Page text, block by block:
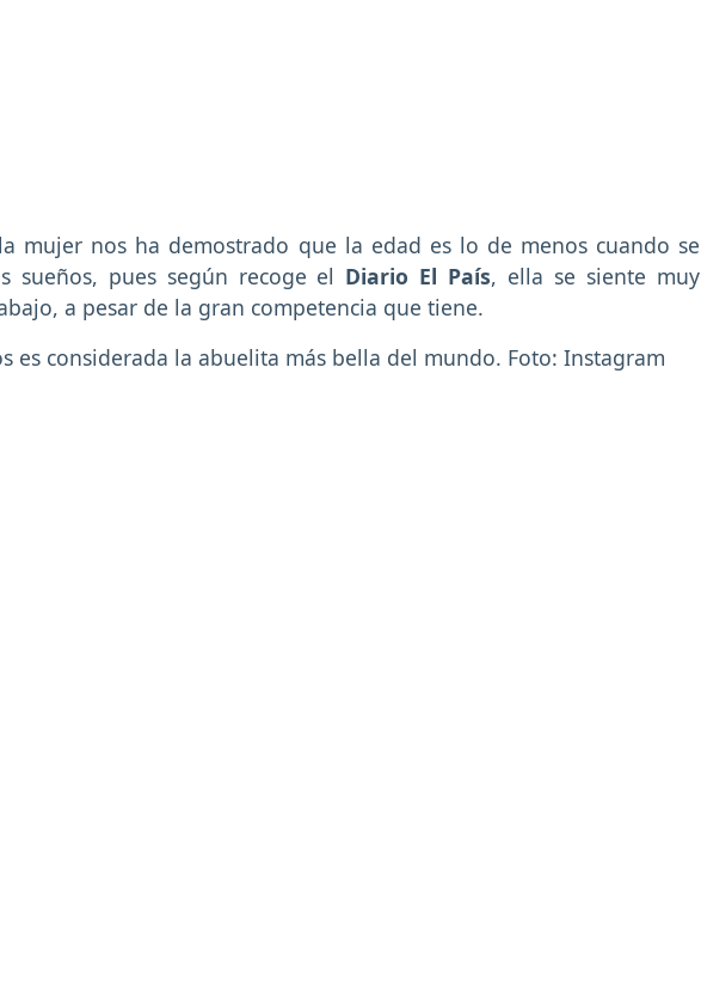
mujer nos ha demostrado que la edad es lo de menos cuando se
sueños, pues según recoge el Diario El País, ella se siente muy
a pesar de la gran competencia que tiene.